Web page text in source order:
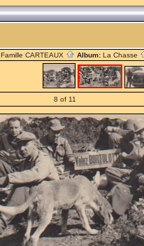
Famille CARTEAUX Album: La Chasse
8 of 11